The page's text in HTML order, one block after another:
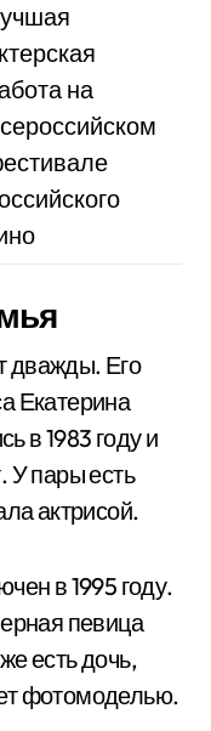
на
дважды. Его
Екатерина
в 1983 году и
У пары есть
актрисой.
в 1995 году.
певица
есть дочь,
фотомоделью.